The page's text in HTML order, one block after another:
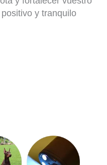
y tranquilo